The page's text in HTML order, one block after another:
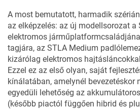
A most bemutatott, harmadik
az elképzelés: az új modellsorozat
elektromos
tagjára, az STLA Medium
kizárólag elektromos
Ezzel ez az első olyan, saját
kínálatában, amelynél bevezetéskor
egyedüli lehetőség az
(később piactól függően hibrid és